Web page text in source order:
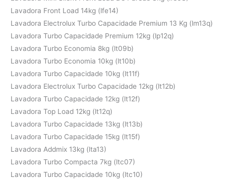
Lavadora Front Load 14kg (lfe14)
Lavadora Electrolux Turbo Capacidade Premium 13 Kg (lm13q)
Lavadora Turbo Capacidade Premium 12kg (lp12q)
Lavadora Turbo Economia 8kg (lt09b)
Lavadora Turbo Economia 10kg (lt10b)
Lavadora Turbo Capacidade 10kg (lt11f)
Lavadora Electrolux Turbo Capacidade 12kg (lt12b)
Lavadora Turbo Capacidade 12kg (lt12f)
Lavadora Top Load 12kg (lt12q)
Lavadora Turbo Capacidade 13kg (lt13b)
Lavadora Turbo Capacidade 15kg (lt15f)
Lavadora Addmix 13kg (lta13)
Lavadora Turbo Compacta 7kg (ltc07)
Lavadora Turbo Capacidade 10kg (ltc10)